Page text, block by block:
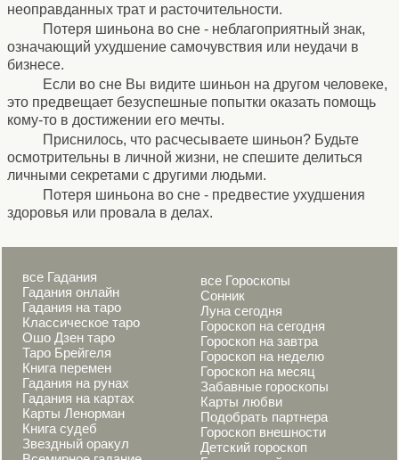
неоправданных трат и расточительности.
Потеря шиньона во сне - неблагоприятный знак,
означающий ухудшение самочувствия или неудачи в
бизнесе.
Если во сне Вы видите шиньон на другом человеке,
это предвещает безуспешные попытки оказать помощь
кому-то в достижении его мечты.
Приснилось, что расчесываете шиньон? Будьте
осмотрительны в личной жизни, не спешите делиться
личными секретами с другими людьми.
Потеря шиньона во сне - предвестие ухудшения
здоровья или провала в делах.
все Гадания
Гадания онлайн
Гадания на таро
Классическое таро
Ошо Дзен таро
Таро Брейгеля
Книга перемен
Гадания на рунах
Гадания на картах
Карты Ленорман
Книга судеб
Звездный оракул
все Гороскопы
Сонник
Луна сегодня
Гороскоп на сегодня
Гороскоп на завтра
Гороскоп на неделю
Гороскоп на месяц
Забавные гороскопы
Карты любви
Подобрать партнера
Гороскоп внешности
Детский гороскоп